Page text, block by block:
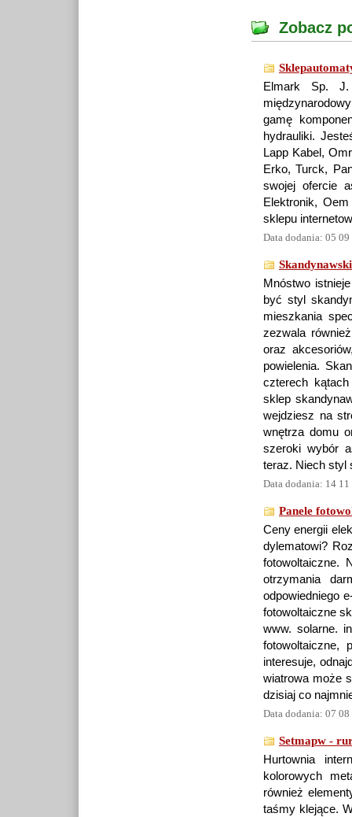
Zobacz
Elmark Sp.
gamę
hydrauliki.
Lapp Kabel,
Erko, Turck,
swojej ofercie
Elektronik,
sklepu
Data dodania: 05
Mnóstwo
być styl
mieszkania
zezwala
oraz
powielenia.
czterech
sklep
wejdziesz na
wnętrza domu
szeroki wybór
teraz. Niech styl
Data dodania: 14
Panele
Ceny energii
dylematowi?
fotowoltaiczne.
otrzymania
odpowiedniego
fotowoltaiczne
www. solarne.
fotowoltaiczne,
interesuje,
wiatrowa może
dzisiaj co
Data dodania: 07
Setmapw -
Hurtownia
kolorowych
również
taśmy klejące.